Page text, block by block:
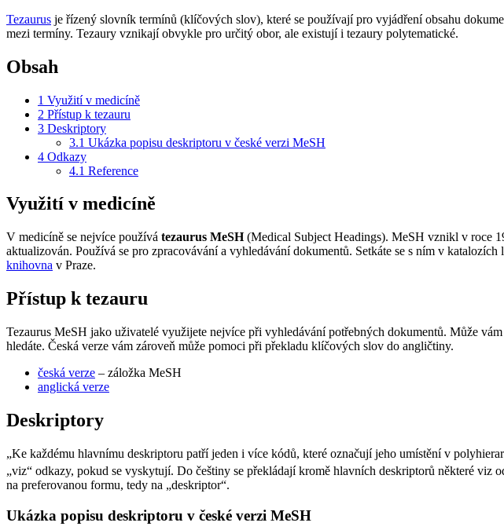
Tezaurus je řízený slovník termínů (klíčových slov), které se používají pro vyjádření obsahu
mezi termíny. Tezaury vznikají obvykle pro určitý obor, ale existují i tezaury polytematické.
Obsah
1 Využití v medicíně
2 Přístup k tezauru
3 Deskriptory
3.1 Ukázka popisu deskriptoru v české verzi MeSH
4 Odkazy
4.1 Reference
Využití v medicíně
V medicíně se nejvíce používá tezaurus MeSH(Medical Subject Headings). MeSH vznikl v roce
aktualizován. Používá se pro zpracovávání a vyhledávání dokumentů. Setkáte se s ním v
knihovna v Praze.
Přístup k tezauru
Tezaurus MeSH jako uživatelé využijete nejvíce při vyhledávání potřebných dokumentů. Může
hledáte. Česká verze vám zároveň může pomoci při překladu klíčových slov do angličtiny.
česká verze – záložka MeSH
anglická verze
Deskriptory
„Ke každému hlavnímu deskriptoru patří jeden i více kódů, které označují jeho umístění v
„viz“ odkazy, pokud se vyskytují. Do češtiny se překládají kromě hlavních deskriptorů některé viz
na preferovanou formu, tedy na „deskriptor“.
Ukázka popisu deskriptoru v české verzi MeSH